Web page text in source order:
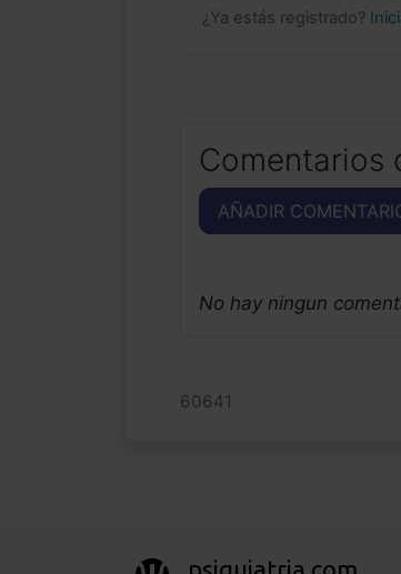
¿Ya estás registrado?
Comentarios
AÑADIR
No hay ningun
60641